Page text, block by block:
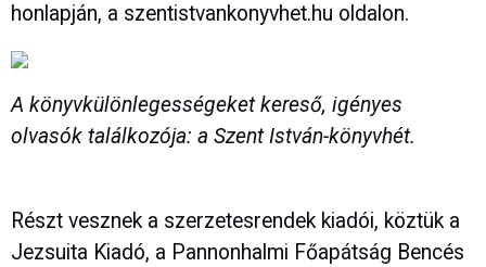
honlapján, a szentistvankonyvhet.hu oldalon.
A könyvkülönlegességeket kereső, igényes
olvasók találkozója: a Szent István-könyvhét.
Részt vesznek a szerzetesrendek kiadói, köztük a
Jezsuita Kiadó, a Pannonhalmi Főapátság Bencés